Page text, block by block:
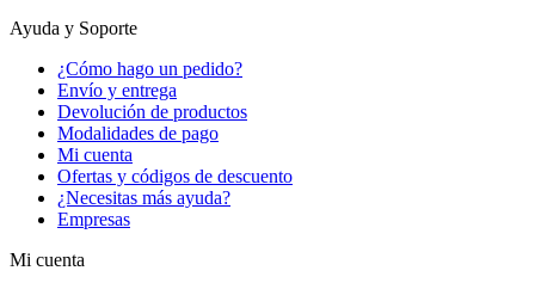
Ayuda y Soporte
¿Cómo hago un pedido?
Envío y entrega
Devolución de productos
Modalidades de pago
Mi cuenta
Ofertas y códigos de descuento
¿Necesitas más ayuda?
Empresas
Mi cuenta